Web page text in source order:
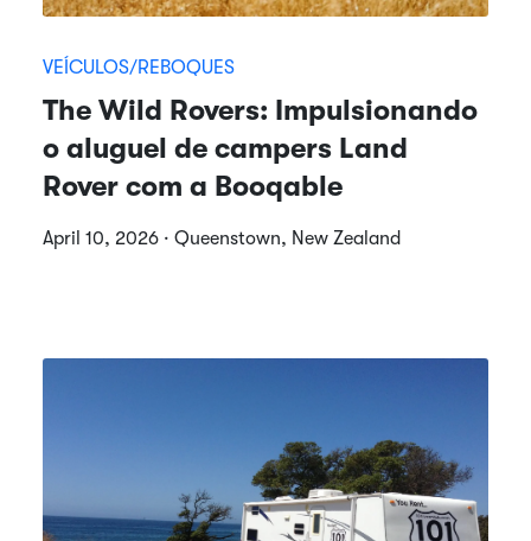
VEÍCULOS/REBOQUES
The Wild Rovers: Impulsionando
o aluguel de campers Land
Rover com a Booqable
April 10, 2026 · Queenstown, New Zealand